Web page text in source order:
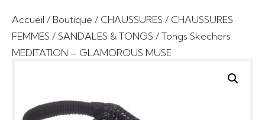
Accueil / Boutique / CHAUSSURES / CHAUSSURES
FEMMES / SANDALES & TONGS / Tongs Skechers
MEDITATION – GLAMOROUS MUSE